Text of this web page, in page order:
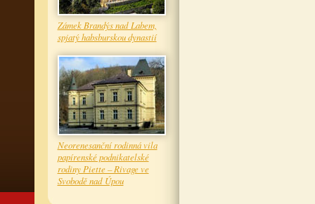
Zámek Brandýs nad Labem,
spjatý habsburskou dynastií
Neorenesanční rodinná vila
papírenské podnikatelské
rodiny Piette – Rivage ve
Svobodě nad Úpou